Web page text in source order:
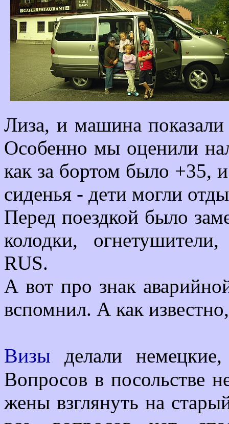
Лиза, и машина
Особенно мы оценили
как за бортом было +35,
сиденья - дети могли
Перед поездкой было
колодки,
RUS.
А вот про знак
вспомнил. А как
Визы делали
Вопросов в посольстве
жены взглянуть на